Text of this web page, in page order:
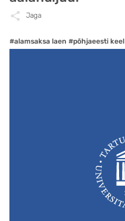
Jaga
#alamsaksa laen #põhjaeesti keel